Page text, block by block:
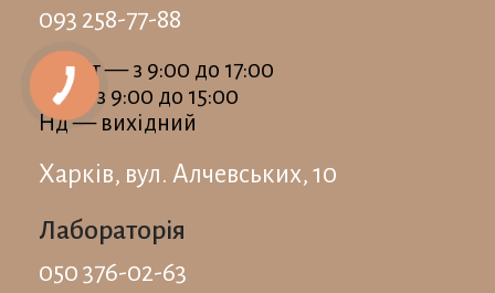
093 258-77-88
Пн-Пт — з 9:00 до 17:00
Сб — з 9:00 до 15:00
Нд — вихідний
Харків, вул. Алчевських, 10
Лабораторія
050 376-02-63